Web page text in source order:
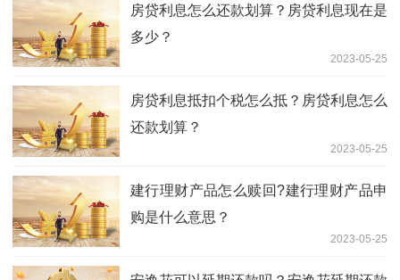
房贷利息怎么还款划算？房贷利息现在是
多少？
2023-05-25
房贷利息抵扣个税怎么抵？房贷利息怎么
还款划算？
2023-05-25
建行理财产品怎么赎回?建行理财产品申
购是什么意思？
2023-05-25